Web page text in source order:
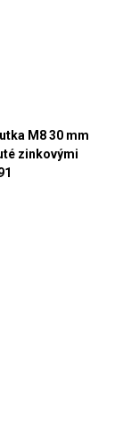
M8 30 mm
zinkovými